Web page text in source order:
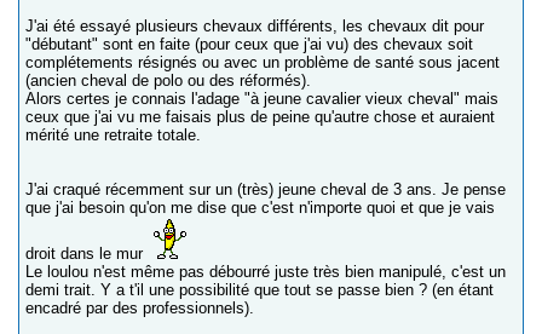
J'ai été essayé plusieurs chevaux différents, les chevaux dit pour
"débutant" sont en faite (pour ceux que j'ai vu) des chevaux soit
complétements résignés ou avec un problème de santé sous jacent
(ancien cheval de polo ou des réformés).
Alors certes je connais l'adage "à jeune cavalier vieux cheval" mais
ceux que j'ai vu me faisais plus de peine qu'autre chose et auraient
mérité une retraite totale.
J'ai craqué récemment sur un (très) jeune cheval de 3 ans. Je pense
que j'ai besoin qu'on me dise que c'est n'importe quoi et que je vais
droit dans le mur
Le loulou n'est même pas débourré juste très bien manipulé, c'est un
demi trait. Y a t'il une possibilité que tout se passe bien ? (en étant
encadré par des professionnels).